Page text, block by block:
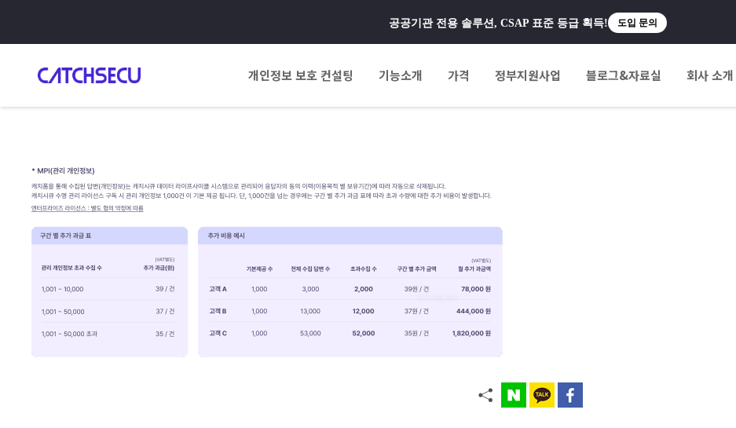
공공기관 전용 솔루션, CSAP 표준 등급 획득! 도입 문의
개인정보 보호 컨설팅 기능소개 가격 정부지원사업 블로그&자료실 회사 소개